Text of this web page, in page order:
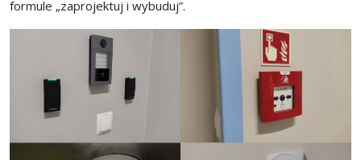
formule „zaprojektuj i wybuduj”.